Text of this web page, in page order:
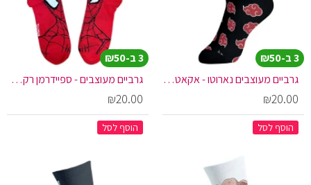
3 ב-₪50
גרביים מעוצבים נארוטו - אקאטסקי
₪20.00
הוסף לסל
3 ב-₪50
גרביים מעוצבים - ספיידרמן רקע אדום
₪20.00
הוסף לסל